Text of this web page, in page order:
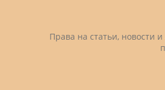
Права на статьи, новости